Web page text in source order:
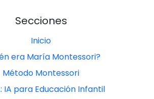
Secciones
Inicio
era María Montessori?
Método Montessori
IA para Educación Infantil